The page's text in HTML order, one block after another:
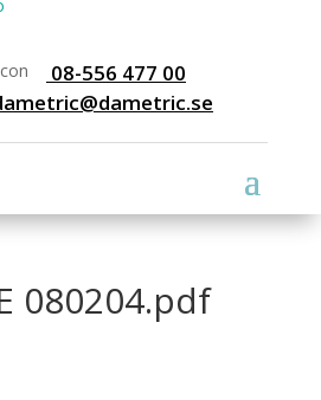
08-556 477 00
080204.pdf